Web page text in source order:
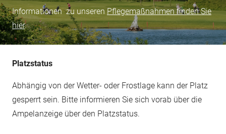
Informationen zu unseren Pflegemaßnahmen finden Sie
hier.
Platzstatus
Abhängig von der Wetter- oder Frostlage kann der Platz
gesperrt sein. Bitte informieren Sie sich vorab über die
Ampelanzeige über den Platzstatus.